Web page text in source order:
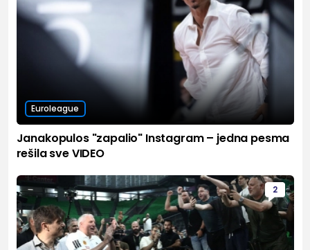
Euroleague
Janakopulos "zapalio" Instagram – jedna pesma
rešila sve VIDEO
2